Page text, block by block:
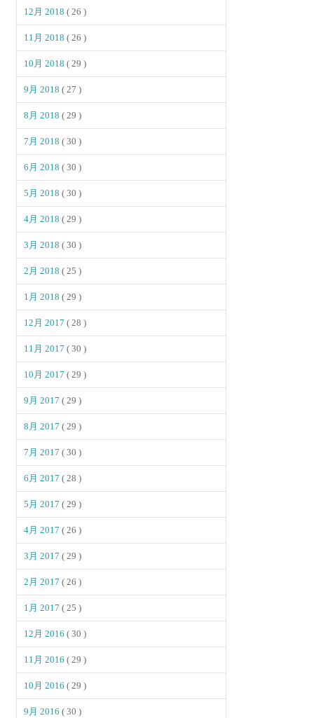
12月 2018( 26 )
11月 2018( 26 )
10月 2018( 29 )
9月 2018( 27 )
8月 2018( 29 )
7月 2018( 30 )
6月 2018( 30 )
5月 2018( 30 )
4月 2018( 29 )
3月 2018( 30 )
2月 2018( 25 )
1月 2018( 29 )
12月 2017( 28 )
11月 2017( 30 )
10月 2017( 29 )
9月 2017( 29 )
8月 2017( 29 )
7月 2017( 30 )
6月 2017( 28 )
5月 2017( 29 )
4月 2017( 26 )
3月 2017( 29 )
2月 2017( 26 )
1月 2017( 25 )
12月 2016( 30 )
11月 2016( 29 )
10月 2016( 29 )
9月 2016( 30 )